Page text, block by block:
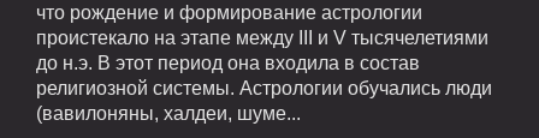
что рождение и формирование астрологии
проистекало на этапе между III и V тысячелетиями
до н.э. В этот период она входила в состав
религиозной системы. Астрологии обучались люди
(вавилоняны, халдеи, шуме...